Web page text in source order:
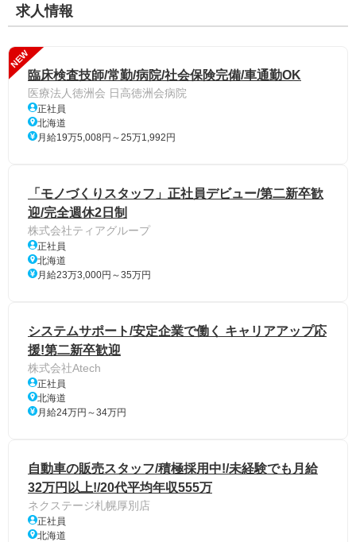
求人情報
NEW
臨床検査技師/常勤/病院/社会保険完備/車通勤OK
医療法人徳洲会 日高徳洲会病院
正社員
北海道
月給19万5,008円～25万1,992円
「モノづくりスタッフ」正社員デビュー/第二新卒歓
迎/完全週休2日制
株式会社ティアグループ
正社員
北海道
月給23万3,000円～35万円
システムサポート/安定企業で働く キャリアアップ応
援!第二新卒歓迎
株式会社Atech
正社員
北海道
月給24万円～34万円
自動車の販売スタッフ/積極採用中!/未経験でも月給
32万円以上!/20代平均年収555万
ネクステージ札幌厚別店
正社員
北海道